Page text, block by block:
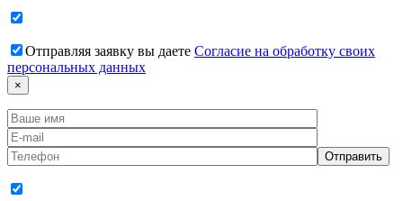
Отправляя заявку вы даете Согласие на обработку своих
персональных данных
×